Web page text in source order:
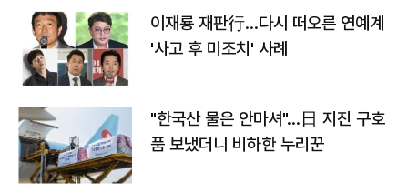
이재룡 재판行…다시 떠오른 연예계
'사고 후 미조치' 사례
"한국산 물은 안마셔"…日 지진 구호
품 보냈더니 비하한 누리꾼